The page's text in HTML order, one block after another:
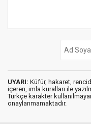
UYARI: Küfür, hakaret,
içeren, imla kuralları ile
Türkçe karakter
onaylanmamaktadır.